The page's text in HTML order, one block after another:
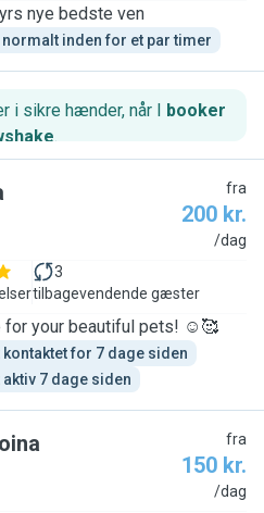
nye bedste ven
inden for et par timer
i sikre hænder, når I booker
.
fra
200 kr.
/dag
3
tilbagevendende gæster
for your beautiful pets! ☺️🥰
kontaktet for 7 dage siden
aktiv 7 dage siden
fra
150 kr.
/dag